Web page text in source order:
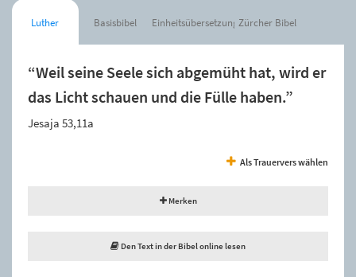
Luther Basisbibel Einheitsübersetzung Zürcher Bibel
“Weil seine Seele sich abgemüht hat, wird er
das Licht schauen und die Fülle haben.”
Jesaja 53,11a
Als Trauervers wählen
Merken
Den Text in der Bibel online lesen